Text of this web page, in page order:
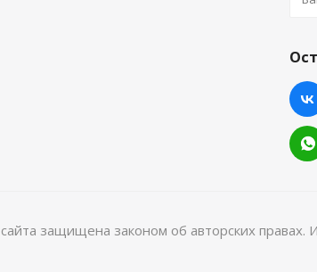
защищена законом об авторских